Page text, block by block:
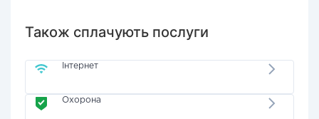
Також сплачують послуги
Інтернет
Охорона